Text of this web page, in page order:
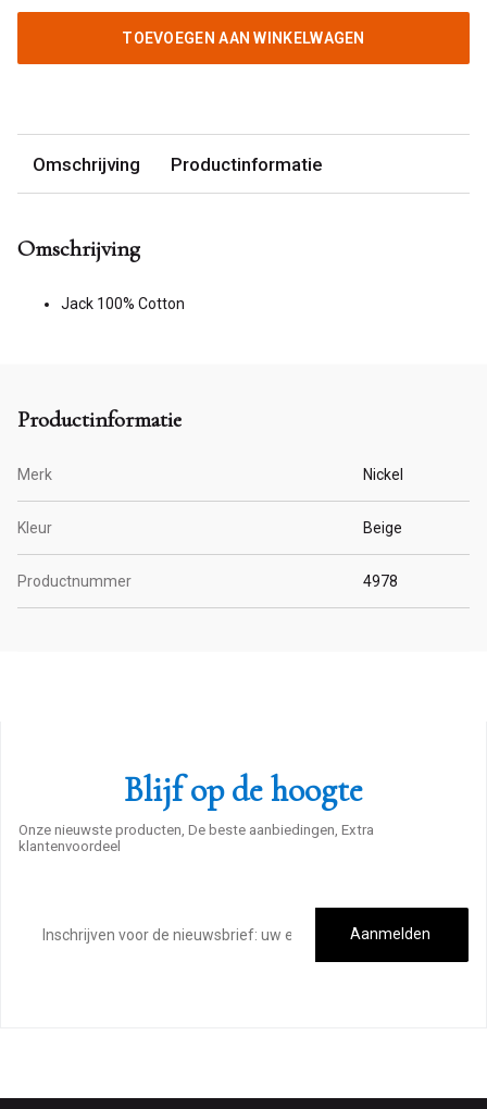
TOEVOEGEN AAN WINKELWAGEN
Omschrijving Productinformatie
Omschrijving
Jack 100% Cotton
Productinformatie
Merk Nickel
Kleur Beige
Productnummer 4978
Blijf op de hoogte
Onze nieuwste producten, De beste aanbiedingen, Extra
klantenvoordeel
mailadres
Aanmelden